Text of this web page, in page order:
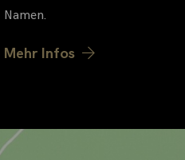
Namen.
Mehr Infos